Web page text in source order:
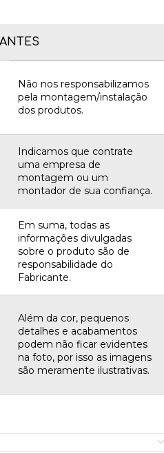
Não nos responsabilizamos
pela montagem/instalação
dos produtos.
Indicamos que contrate
uma empresa de
montagem ou um
montador de sua confiança.
Em suma, todas as
informações divulgadas
sobre o produto são de
responsabilidade do
Fabricante.
Além da cor, pequenos
detalhes e acabamentos
podem não ficar evidentes
na foto, por isso as imagens
são meramente ilustrativas.